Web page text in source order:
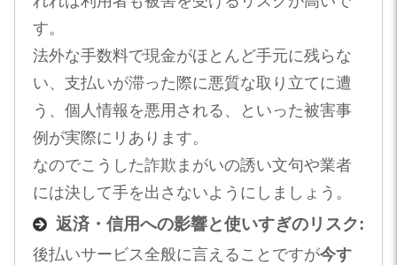
す。
法外な手数料で現金がほとんど手元に残らな
い、支払いが滞った際に悪質な取り立てに遭
う、個人情報を悪用される、といった被害事
例が実際にリあります。
なのでこうした詐欺まがいの誘い文句や業者
には決して手を出さないようにしましょう​。
返済・信用への影響と使いすぎのリスク:
後払いサービス全般に言えることですが今す